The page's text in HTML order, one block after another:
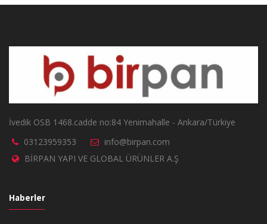
İvedik OSB 1468.cadde no:84 Yenimahalle - Ankara/Türkiye
03123959353
info@birpan.com
BİRPAN YAPI VE GLOBAL ÜRÜNLER A.Ş
Haberler